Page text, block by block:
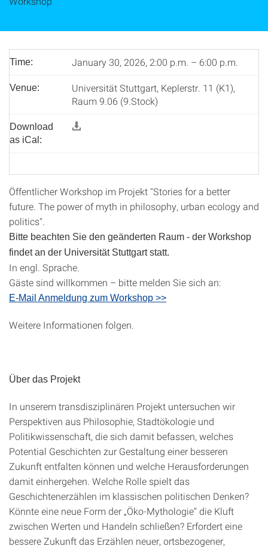
Time: January 30, 2026, 2:00 p.m. – 6:00 p.m.
Venue:
Universität Stuttgart, Keplerstr. 11 (K1),
Raum 9.06 (9.Stock)
Download
as iCal:
Öffentlicher Workshop im Projekt "Stories for a better
future. The power of myth in philosophy, urban ecology and
politics".
Bitte beachten Sie den geänderten Raum - der Workshop
findet an der Universität Stuttgart statt.
In engl. Sprache.
Gäste sind willkommen – bitte melden Sie sich an:
E-Mail Anmeldung zum Workshop >>
Weitere Informationen folgen.
Über das Projekt
In unserem transdisziplinären Projekt untersuchen wir
Perspektiven aus Philosophie, Stadtökologie und
Politikwissenschaft, die sich damit befassen, welches
Potential Geschichten zur Gestaltung einer besseren
Zukunft entfalten können und welche Herausforderungen
damit einhergehen. Welche Rolle spielt das
Geschichtenerzählen im klassischen politischen Denken?
Könnte eine neue Form der „Öko-Mythologie“ die Kluft
zwischen Werten und Handeln schließen? Erfordert eine
bessere Zukunft das Erzählen neuer, ortsbezogener,